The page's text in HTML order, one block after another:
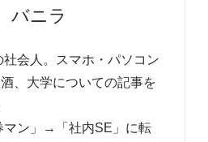
バニラ
会人。スマホ・パソコン
、大学についての記事を
マン」→「社内SE」に転